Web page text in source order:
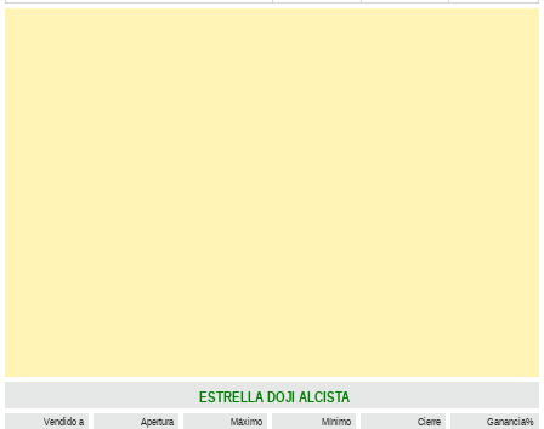
ESTRELLA DOJI ALCISTA
Vendido a Apertura Máximo Mínimo Cierre Ganancia%